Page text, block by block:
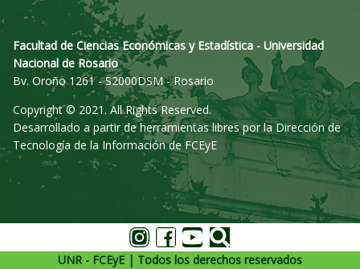
Facultad de Ciencias Económicas y Estadística - Universidad
Nacional de Rosario
Bv. Oroño 1261 - S2000DSM - Rosario
Copyright © 2021. All Rights Reserved.
Desarrollado a partir de herramientas libres por la Dirección de
Tecnología de la Información de FCEyE
UNR - FCEyE | Todos los derechos reservados